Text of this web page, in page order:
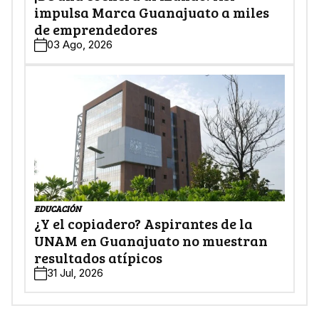
impulsa Marca Guanajuato a miles
de emprendedores
03 Ago, 2026
EDUCACIÓN
¿Y el copiadero? Aspirantes de la
UNAM en Guanajuato no muestran
resultados atípicos
31 Jul, 2026